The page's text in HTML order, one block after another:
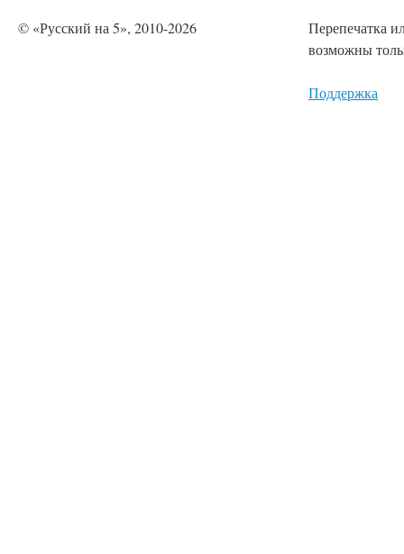
© «Русский на 5», 2010-2026
Перепечатка
возможны
Поддержка